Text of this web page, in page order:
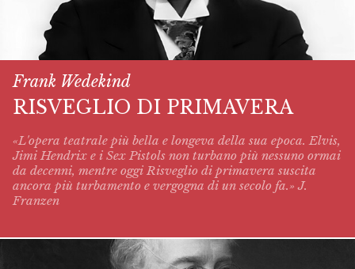
Frank Wedekind
RISVEGLIO DI PRIMAVERA
«L'opera teatrale più bella e longeva della sua epoca. Elvis,
Jimi Hendrix e i Sex Pistols non turbano più nessuno ormai
da decenni, mentre oggi Risveglio di primavera suscita
ancora più turbamento e vergogna di un secolo fa.» J.
Franzen